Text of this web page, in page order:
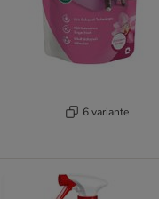
6 variante